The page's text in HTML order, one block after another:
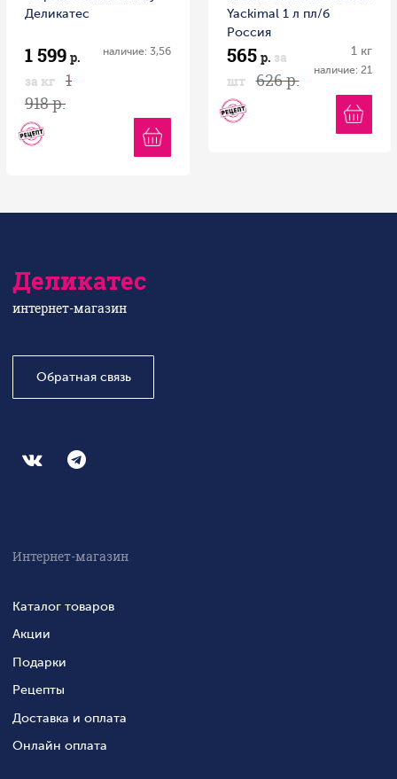
Деликатес
1 599 р.
за кг
1
918 р.
наличие: 3,56
Yackimal 1 л пл/б
Россия
565 р. за
шт
626 р.
1 кг
наличие: 21
Деликатес
интернет-магазин
Обратная связь
Интернет-магазин
Каталог товаров
Акции
Подарки
Рецепты
Доставка и оплата
Онлайн оплата